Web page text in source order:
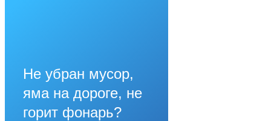
Не убран мусор,
яма на дороге, не
горит фонарь?